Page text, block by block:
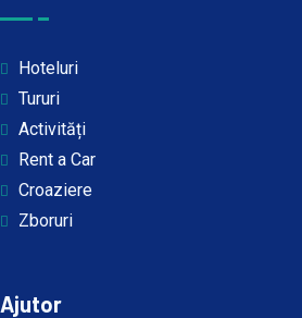
Hoteluri
Tururi
Activități
Rent a Car
Croaziere
Zboruri
Ajutor